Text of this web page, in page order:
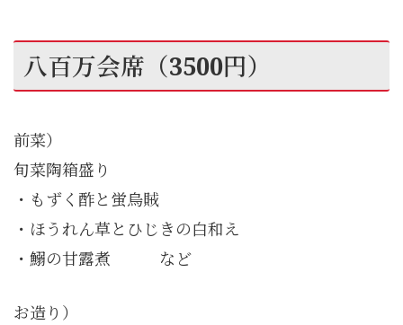
八百万会席（3500円）
前菜）
旬菜陶箱盛り
・もずく酢と蛍烏賊
・ほうれん草とひじきの白和え
・鰯の甘露煮 など
お造り）